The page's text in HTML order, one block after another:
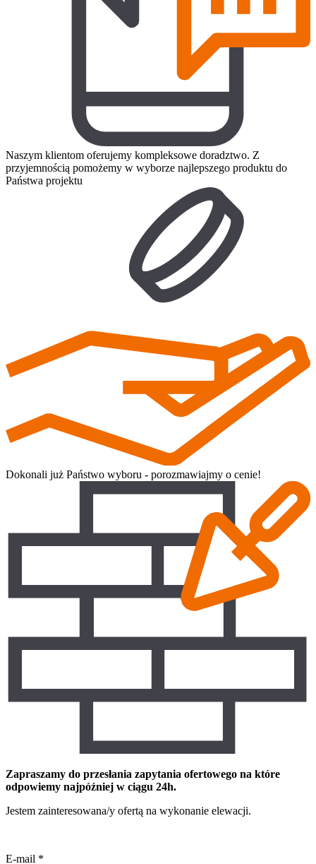
Naszym klientom oferujemy kompleksowe doradztwo. Z
przyjemnością pomożemy w wyborze najlepszego produktu do
Państwa projektu
Dokonali już Państwo wyboru - porozmawiajmy o cenie!
Zapraszamy do przesłania zapytania ofertowego na które
odpowiemy najpóźniej w ciągu 24h.
Jestem zainteresowana/y ofertą na wykonanie elewacji.
E-mail *